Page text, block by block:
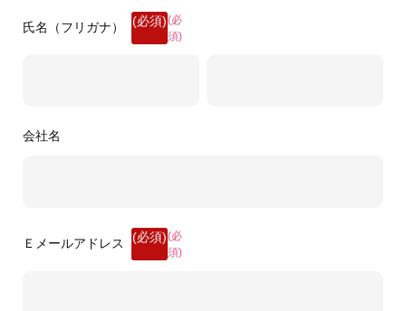
氏名（フリガナ）
(必
須)
会社名
Ｅメールアドレス
(必
須)